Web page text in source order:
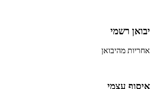
יבואן רשמי
אחריות מהיבואן
איסוף עצמי